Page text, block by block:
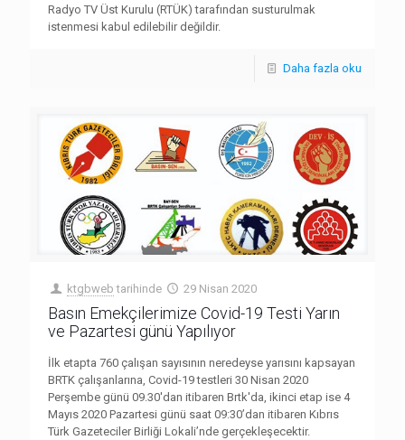
Radyo TV Üst Kurulu (RTÜK) tarafından susturulmak
istenmesi kabul edilebilir değildir.
Daha fazla oku
ktgbweb tarihinde 29 Nisan 2020
Basın Emekçilerimize Covid-19 Testi Yarın
ve Pazartesi günü Yapılıyor
İlk etapta 760 çalışan sayısının neredeyse yarısını kapsayan
BRTK çalışanlarına, Covid-19 testleri 30 Nisan 2020
Perşembe günü 09.30'dan itibaren Brtk'da, ikinci etap ise 4
Mayıs 2020 Pazartesi günü saat 09:30’dan itibaren Kıbrıs
Türk Gazeteciler Birliği Lokali’nde gerçekleşecektir.